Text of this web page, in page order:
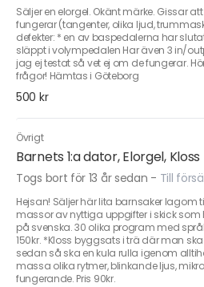
Säljer en elorgel. Okänt märke. Gissar
fungerar (tangenter, olika ljud,
defekter: * en av baspedalerna har
släppt i volympedalen Har även 3 in/
jag ej testat så vet ej om de fungerar.
frågor! Hämtas i Göteborg
500 kr
Övrigt
Barnets 1:a dator, Elorgel,
Togs bort för 13 år sedan - Till
Hejsan! Säljer här lita barnsaker lagom
massor av nyttiga uppgifter i skick som
på svenska. 30 olika program med
150kr. *Kloss byggsats i trä där man
sedan så ska en kula rulla igenom
massa olika rytmer, blinkande ljus,
fungerande. Pris 90kr.